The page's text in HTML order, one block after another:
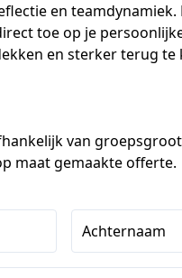
en teamdynamiek.
toe op je
en sterker terug te
van
maat gemaakte offerte.
Achternaam